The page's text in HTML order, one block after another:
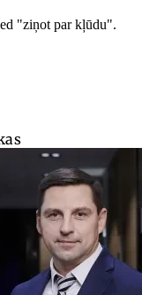
"ziņot par kļūdu".